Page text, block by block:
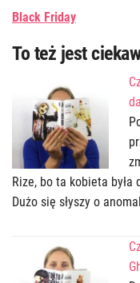
Black Friday
To też jest
Rize, bo ta kobieta była
Dużo się słyszy o